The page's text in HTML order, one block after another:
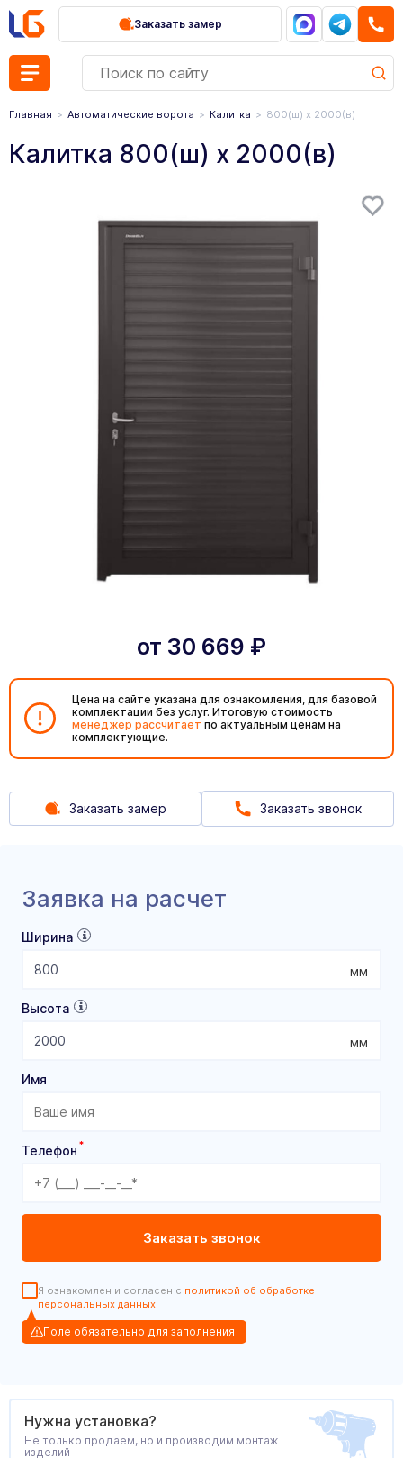
Заказать замер
Главная Автоматические ворота Калитка 800(ш) x 2000(в)
Калитка 800(ш) x 2000(в)
от 30 669 ₽
Цена на сайте указана для ознакомления, для базовой
комплектации без услуг. Итоговую стоимость
менеджер рассчитает по актуальным ценам на
комплектующие.
Заказать замер Заказать звонок
Заявка на расчет
Ширина
мм
Высота
мм
Имя
Телефон *
Я ознакомлен и согласен с политикой об обработке
персональных данных
Поле обязательно для заполнения
Нужна установка?
Не только продаем, но и производим монтаж
изделий